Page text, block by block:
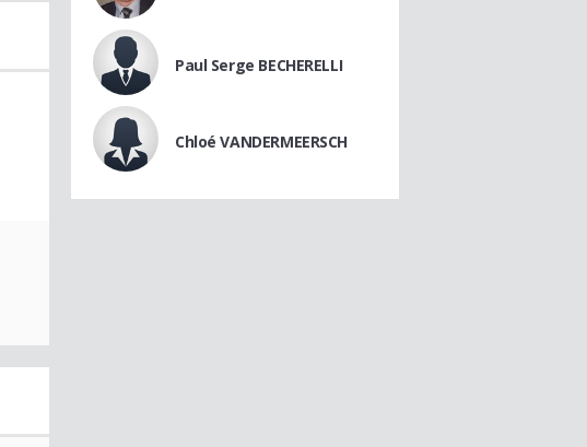
Paul Serge BECHERELLI
Chloé VANDERMEERSCH